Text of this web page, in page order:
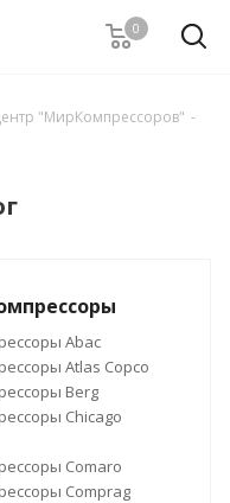
0
"МирКомпрессоров" -
Abac
Atlas Copco
Berg
Chicago
Comaro
Comprag